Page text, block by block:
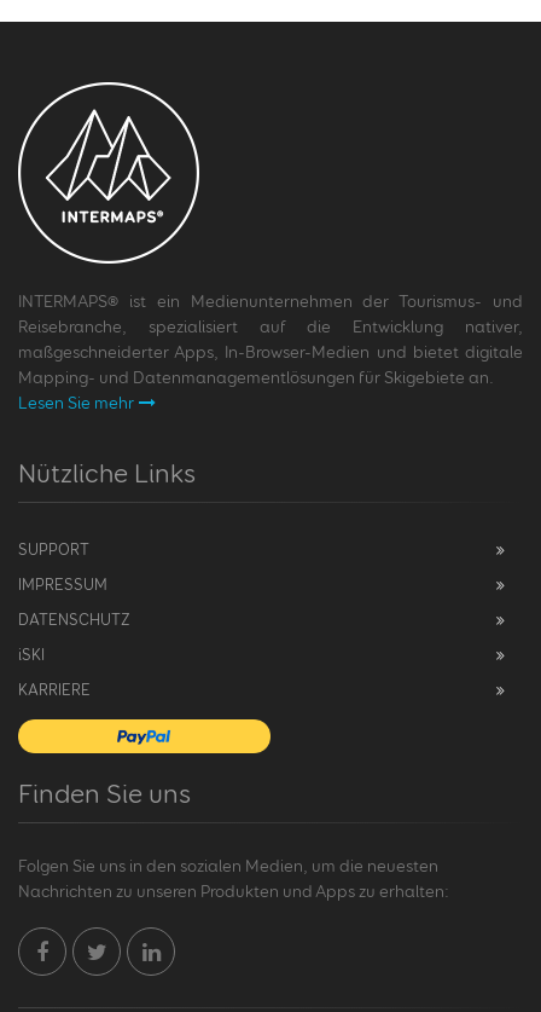
INTERMAPS® ist ein Medienunternehmen der Tourismus- und
Reisebranche, spezialisiert auf die Entwicklung nativer,
maßgeschneiderter Apps, In-Browser-Medien und bietet digitale
Mapping- und Datenmanagementlösungen für Skigebiete an.
Lesen Sie mehr
Nützliche Links
SUPPORT
IMPRESSUM
DATENSCHUTZ
iSKI
KARRIERE
Finden Sie uns
Folgen Sie uns in den sozialen Medien, um die neuesten
Nachrichten zu unseren Produkten und Apps zu erhalten: